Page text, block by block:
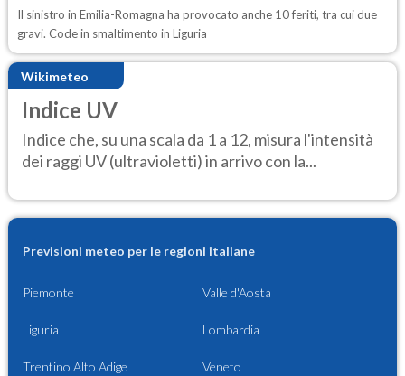
Il sinistro in Emilia-Romagna ha provocato anche 10 feriti, tra cui due
gravi. Code in smaltimento in Liguria
Wikimeteo
Indice UV
Indice che, su una scala da 1 a 12, misura l'intensità
dei raggi UV (ultravioletti) in arrivo con la...
Previsioni meteo per le regioni italiane
Piemonte Valle d'Aosta
Liguria Lombardia
Trentino Alto Adige Veneto